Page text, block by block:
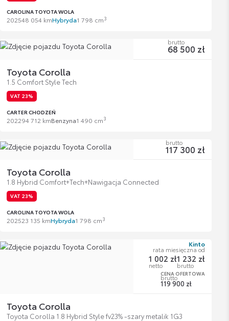
CAROLINA TOYOTA WOLA
202548 054 kmHybryda1 798 cm3
Toyota Corolla
1.5 Comfort Style Tech
VAT 23%
CARTER CHODZEŃ
202294 712 kmBenzyna1 490 cm3
brutto
68 500 zł
Toyota Corolla
1.8 Hybrid Comfort+Tech+Nawigacja Connected
VAT 23%
CAROLINA TOYOTA WOLA
202523 135 kmHybryda1 798 cm3
brutto
117 300 zł
Toyota Corolla
Toyota Corolla 1.8 Hybrid Style fv23% -szary metalik 1G3
Kinto
rata miesięczna od
1 002 zł
netto
1 232 zł
brutto
CENA OFERTOWA
brutto
119 900 zł